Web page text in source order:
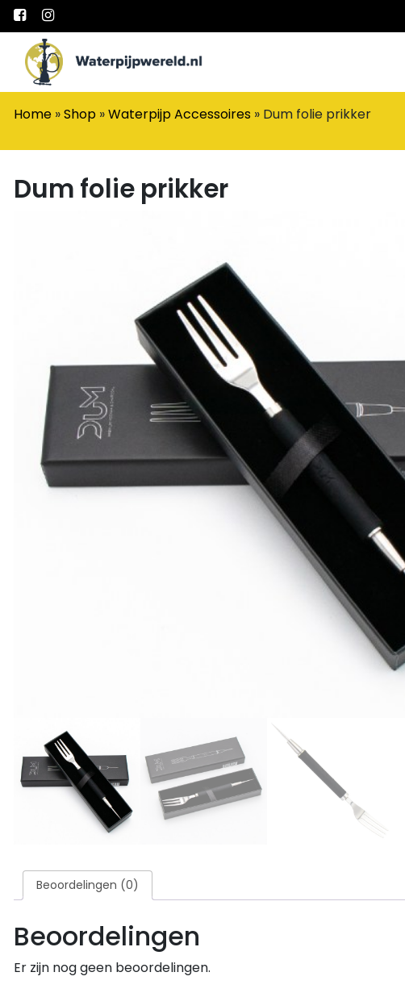
Main Navigation
Home »Shop »Waterpijp Accessoires » Dum folie prikker
Dum folie prikker
Beoordelingen (0)
Beoordelingen
Er zijn nog geen beoordelingen.